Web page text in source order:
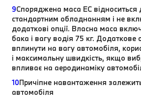
9Споряджена маса EC відноситься
стандартним обладнанням і не
додаткові опції. Власна маса
бака і вагу водія 75 кг.
вплинути на вагу автомобіля,
і максимальну швидкість, якщо
впливає на аеродинаміку
10Причіпне навантаження
автомобіля